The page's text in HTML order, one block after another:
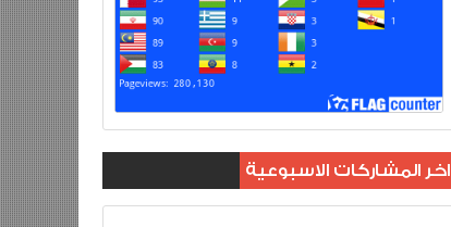
اخر المشاركات الاسبوعية